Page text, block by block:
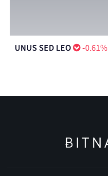
UNUS SED LEO -0.61%